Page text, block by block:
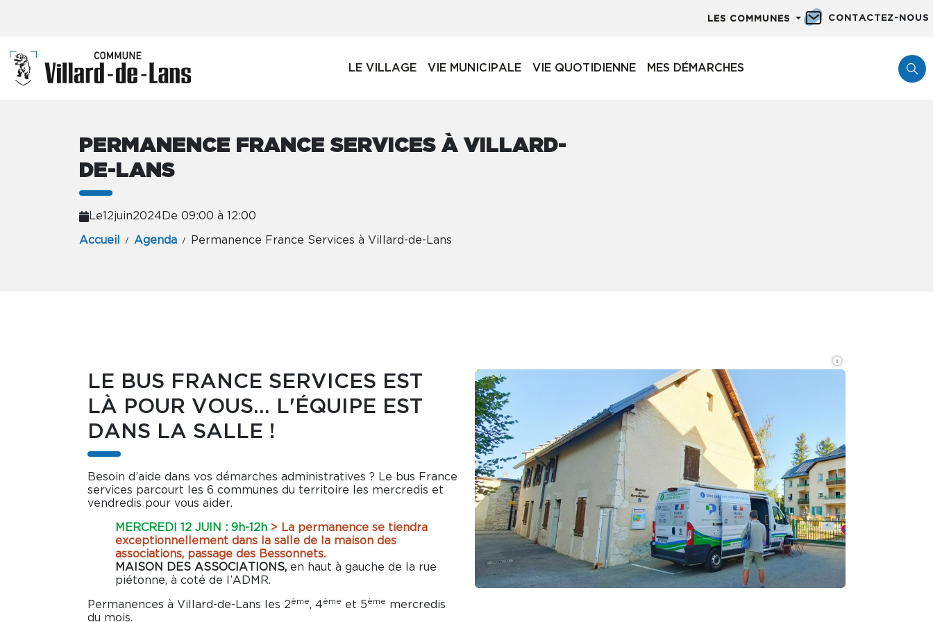
LES COMMUNES CONTACTEZ-NOUS
LE VILLAGE VIE MUNICIPALE VIE QUOTIDIENNE MES DÉMARCHES
PERMANENCE FRANCE SERVICES À VILLARD-
DE-LANS
Le12juin2024 De 09:00 à 12:00
Accueil Agenda Permanence France Services à Villard-de-Lans
LE BUS FRANCE SERVICES EST
LÀ POUR VOUS... L'ÉQUIPE EST
DANS LA SALLE !
Besoin d’aide dans vos démarches administratives ? Le bus France
services parcourt les 6 communes du territoire les mercredis et
vendredis pour vous aider.
MERCREDI 12 JUIN : 9h-12h > La permanence se tiendra
exceptionnellement dans la salle de la maison des
associations, passage des Bessonnets.
MAISON DES ASSOCIATIONS, en haut à gauche de la rue
piétonne, à coté de l’ADMR.
Permanences à Villard-de-Lans les 2ème, 4ème et 5ème mercredis
du mois.